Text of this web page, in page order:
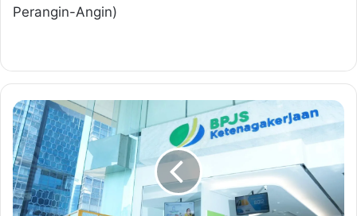
Perangin-Angin)
C
a
r
a
K
l
a